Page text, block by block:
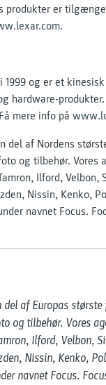
er
.
og er et
hardware-
mere info på
del af Nordens
og tilbehør. Vores
Ilford, Velbon,
Nissin, Kenko,
navnet Focus.
del af Europas
og tilbehør. Vores
Ilford, Velbon,
Nissin, Kenko,
navnet Focus.